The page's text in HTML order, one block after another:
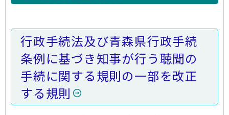
行政手続法及び青森県行政手続
条例に基づき知事が行う聴聞の
手続に関する規則の一部を改正
する規則